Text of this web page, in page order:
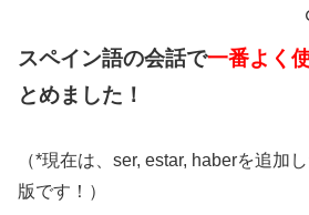
スペイン語の会話で一番よく
とめました！
（*現在は、ser, estar, haberを追加
版です！）